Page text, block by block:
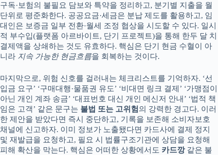
구독·보험의 불필요 담보와 특약을 정리하고, 분기별 지출을 월
단위로 평준화한다. 공공요금·세금은 분납 제도를 활용하고, 임
대인은 보증금 일부 전환·월세 조정 협상을 시도할 수 있다. 일시
적 부수입(플랫폼 아르바이트, 단기 프로젝트)을 통해 한두 달 치
결제액을 상쇄하는 것도 유효하다. 핵심은 단기 현금 수혈이 아
니라 지속 가능한 현금흐름을 회복하는 것이다.
마지막으로, 위험 신호를 걸러내는 체크리스트를 기억하자. ‘선
입금 요구’ ‘구매대행·물품권 유도’ ‘비대면 링크 결제’ ‘가맹점이
아닌 개인 계좌 송금’ ‘대표번호 대신 개인 메신저 안내’ ‘법적 책
임은 고객’ 같은 문구는 불법 또는 고위험 의 강력한 경고다. 이러
한 제안을 받았다면 즉시 중단하고, 기록을 보존해 소비자보호
채널에 신고하자. 이미 정보가 노출됐다면 카드사에 결제 정지
및 재발급을 요청하고, 필요 시 법률구조기관에 상담을 요청해
피해 확산을 막는다. 핵심은 어떠한 상황에서도 카드깡같은 불